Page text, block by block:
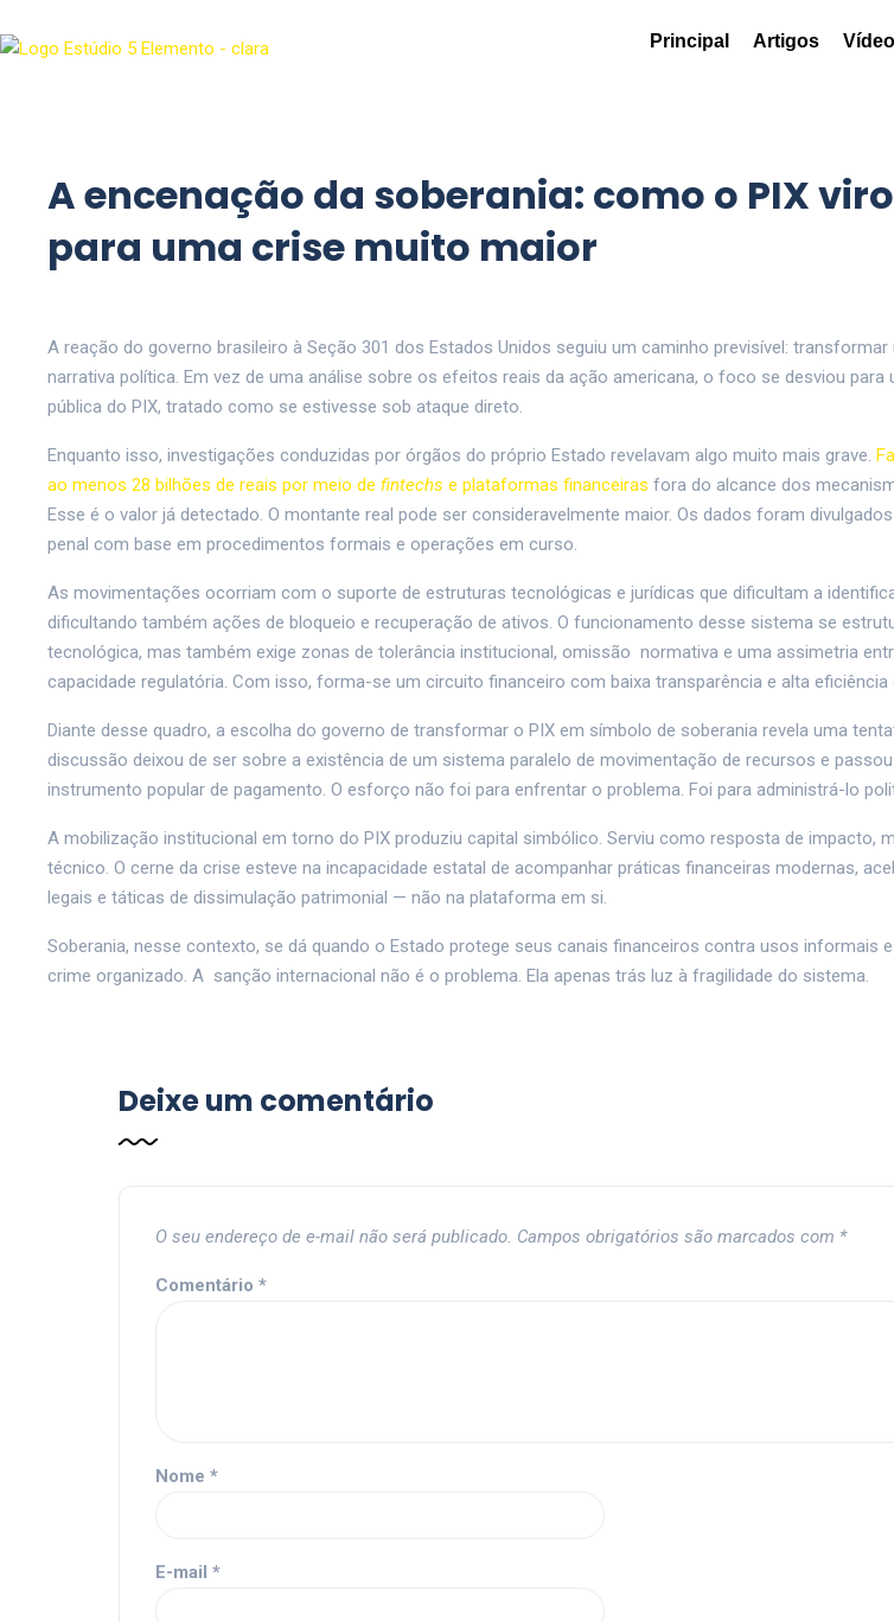
Principal Artigos
A encenação da soberania: como o PIX
para uma crise muito maior
A reação do governo brasileiro à Seção 301 dos Estados Unidos seguiu um caminho previsível:
narrativa política. Em vez de uma análise sobre os efeitos reais da ação americana, o foco se desviou
pública do PIX, tratado como se estivesse sob ataque direto.
Enquanto isso, investigações conduzidas por órgãos do próprio Estado revelavam algo muito mais grave.
ao menos 28 bilhões de reais por meio de fintechs e plataformas financeiras fora do alcance dos
Esse é o valor já detectado. O montante real pode ser consideravelmente maior. Os dados foram
penal com base em procedimentos formais e operações em curso.
As movimentações ocorriam com o suporte de estruturas tecnológicas e jurídicas que dificultam a
dificultando também ações de bloqueio e recuperação de ativos. O funcionamento desse sistema se
tecnológica, mas também exige zonas de tolerância institucional, omissão normativa e uma assimetria
capacidade regulatória. Com isso, forma-se um circuito financeiro com baixa transparência e alta eficiência
Diante desse quadro, a escolha do governo de transformar o PIX em símbolo de soberania revela uma
discussão deixou de ser sobre a existência de um sistema paralelo de movimentação de recursos e
instrumento popular de pagamento. O esforço não foi para enfrentar o problema. Foi para administrá-lo
A mobilização institucional em torno do PIX produziu capital simbólico. Serviu como resposta de impacto,
técnico. O cerne da crise esteve na incapacidade estatal de acompanhar práticas financeiras modernas,
legais e táticas de dissimulação patrimonial — não na plataforma em si.
Soberania, nesse contexto, se dá quando o Estado protege seus canais financeiros contra usos informais
crime organizado. A sanção internacional não é o problema. Ela apenas trás luz à fragilidade do sistema.
Deixe um comentário
O seu endereço de e-mail não será publicado. Campos obrigatórios são marcados com *
Comentário *
Nome *
E-mail *